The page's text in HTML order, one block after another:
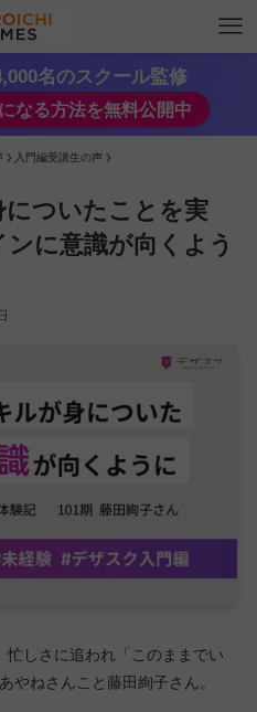
名のスクール監修
なる方法を無料公開中
入門編受講生の声
ついたことを実
に意識が向くよう
しさに追われ「このままでい
やねさんこと藤田絢子さん。